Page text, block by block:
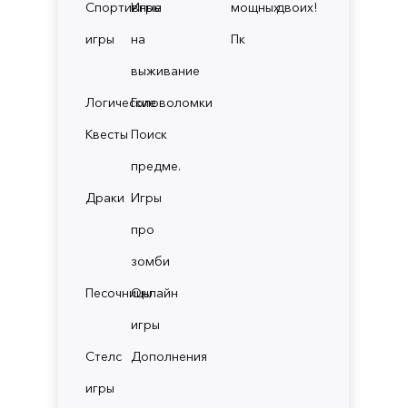
Спортивные
игры
Игры
на
выживание
ЛогическиеГоловоломки
Квесты Поиск
предме.
Драки Игры
про
зомби
ПесочницыОнлайн
игры
Стелс
игры
Дополнения
мощных
Пк
двоих!